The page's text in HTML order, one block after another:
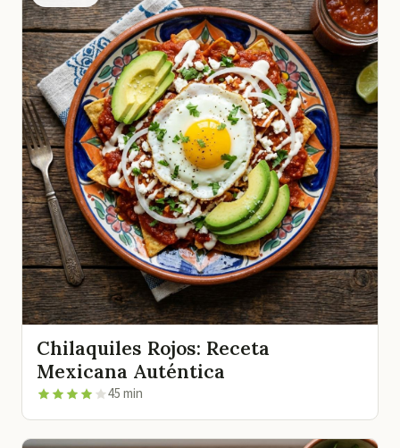
Chilaquiles Rojos: Receta
Mexicana Auténtica
45 min